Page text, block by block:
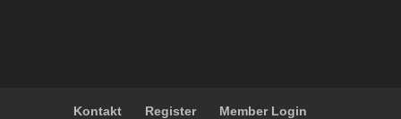
Kontakt Register Member Login